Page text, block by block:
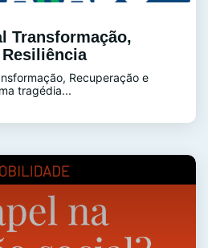
Transformação,
Recuperação e
tragédia...